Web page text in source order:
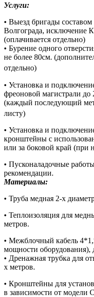
Услуги:
• Выезд бригады составом
Волгограда, исключение
(оплачивается отдельно)
• Бурение одного
не более 80см.
отдельно)
• Установка и
фреоновой магистрали до
(каждый последующий
листу)
• Установка и
кронштейны с
или за боковой край (при
• Пусконаладочные
рекомендации.
Материалы:
• Труба медная 2-х
• Теплоизоляция для
метров.
• Межблочный кабель
мощности оборудования),
• Дренажная трубка для
х метров.
• Кронштейны для
в зависимости от модели